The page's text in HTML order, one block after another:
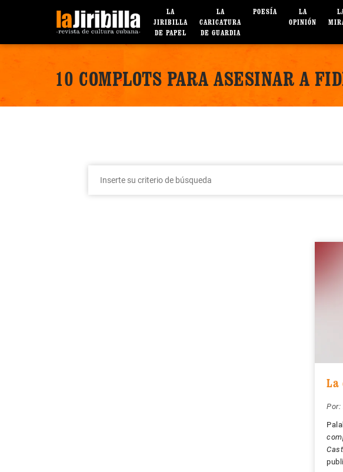
LA
JIRIBILLA
DE PAPEL
LA
CARICATURA
DE GUARDIA
POESÍA
LA
OPINIÓN
10 COMPLOTS PARA ASESINAR A
La
Por: